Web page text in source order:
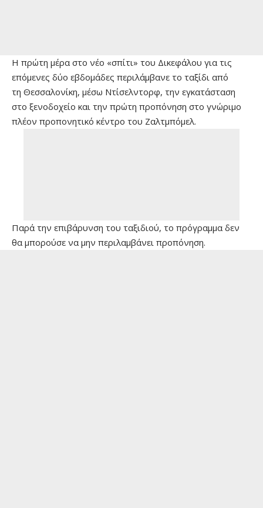
Η πρώτη μέρα στο νέο «σπίτι» του Δικεφάλου για τις
επόμενες δύο εβδομάδες περιλάμβανε το ταξίδι από
τη Θεσσαλονίκη, μέσω Ντίσελντορφ, την εγκατάσταση
στο ξενοδοχείο και την πρώτη προπόνηση στο γνώριμο
πλέον προπονητικό κέντρο του Ζαλτμπόμελ.
Παρά την επιβάρυνση του ταξιδιού, το πρόγραμμα δεν
θα μπορούσε να μην περιλαμβάνει προπόνηση.